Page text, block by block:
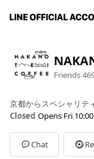
Friends
京都からスペシャリテ
Closed Opens Fri 10:00
SunClosed
Mon10:00 - 16:00
Tue
10:00 - 16:00
Chat